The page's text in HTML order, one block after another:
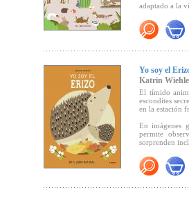
adaptado a la
100% libro
ecológicas.
Yo soy el
Katrin Wiehle
El tímido
escondites
en la estación
En imágenes
permite
sorprenden
100% Libro
ecológicas